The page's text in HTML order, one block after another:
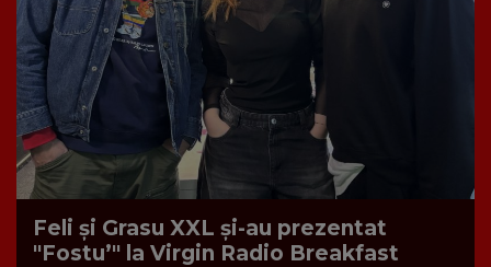
Feli și Grasu XXL și-au prezentat
"Fostu’" la Virgin Radio Breakfast